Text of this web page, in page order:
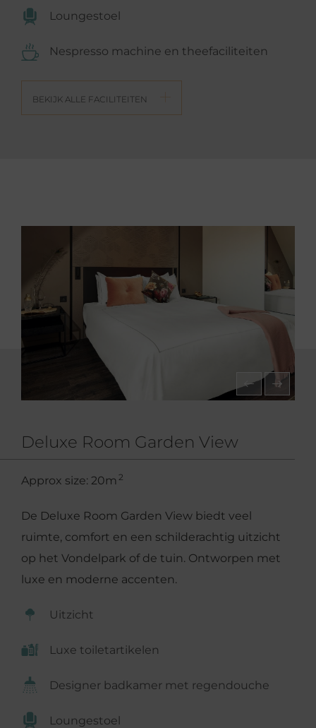
Loungestoel
Nespresso machine en theefaciliteiten
BEKIJK ALLE FACILITEITEN
Deluxe Room Garden View
Approx size: 20m 2
De Deluxe Room Garden View biedt veel
ruimte, comfort en een schilderachtig uitzicht
op het Vondelpark of de tuin. Ontworpen met
luxe en moderne accenten.
Uitzicht
Luxe toiletartikelen
Designer badkamer met regendouche
Loungestoel